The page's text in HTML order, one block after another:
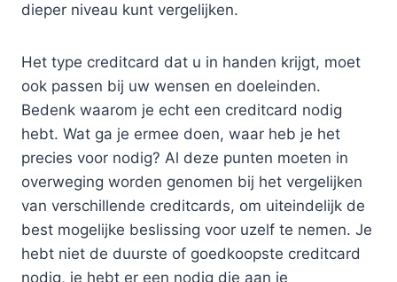
dieper niveau kunt vergelijken.
Het type creditcard dat u in handen krijgt, moet
ook passen bij uw wensen en doeleinden.
Bedenk waarom je echt een creditcard nodig
hebt. Wat ga je ermee doen, waar heb je het
precies voor nodig? Al deze punten moeten in
overweging worden genomen bij het vergelijken
van verschillende creditcards, om uiteindelijk de
best mogelijke beslissing voor uzelf te nemen. Je
hebt niet de duurste of goedkoopste creditcard
nodig, je hebt er een nodig die aan je